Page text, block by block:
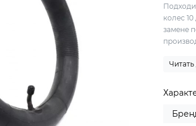
колес
замене
Читать